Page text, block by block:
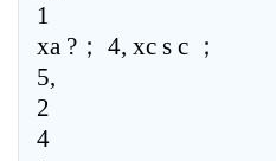
1
xa ?； 4, xc s c ；
5,
2
4